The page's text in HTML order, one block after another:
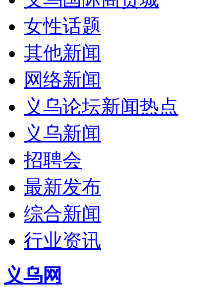
女性话题
其他新闻
网络新闻
义乌论坛新闻热点
义乌新闻
招聘会
最新发布
综合新闻
行业资讯
义乌网